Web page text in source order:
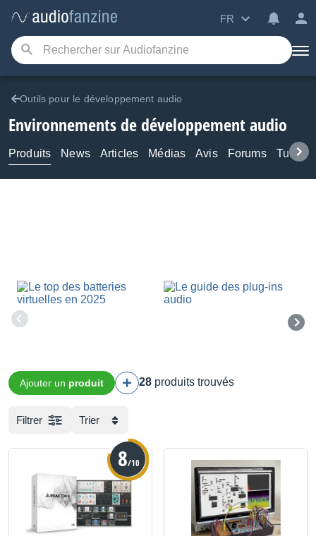
FR
Outils pour le développement audio
Environnements de développement audio
Produits News Articles Médias Avis Forums Tutos
Ajouter un produit 28 produits trouvés
Filtrer Trier
8/10